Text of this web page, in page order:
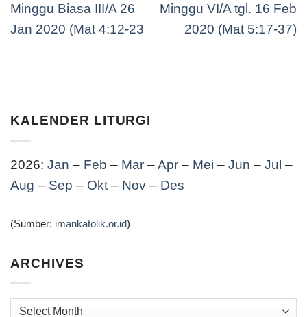
KALENDER LITURGI
2026: Jan – Feb – Mar –Apr – Mei – Jun – Jul –
Aug – Sep – Okt – Nov – Des
(Sumber: imankatolik.or.id)
ARCHIVES
Archives
Minggu Biasa III/A 26
Jan 2020 (Mat 4:12-23
Minggu VI/A tgl. 16 Feb
2020 (Mat 5:17-37)